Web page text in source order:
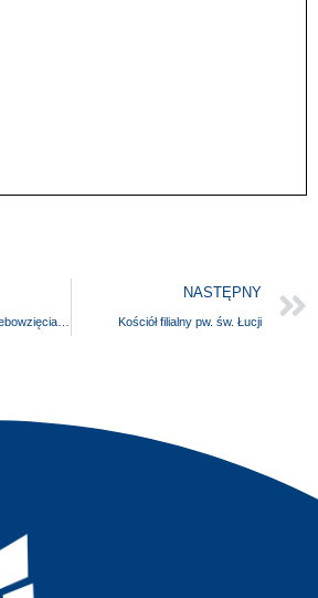
NASTĘPNY
Kościół filialny pw. św. Łucji